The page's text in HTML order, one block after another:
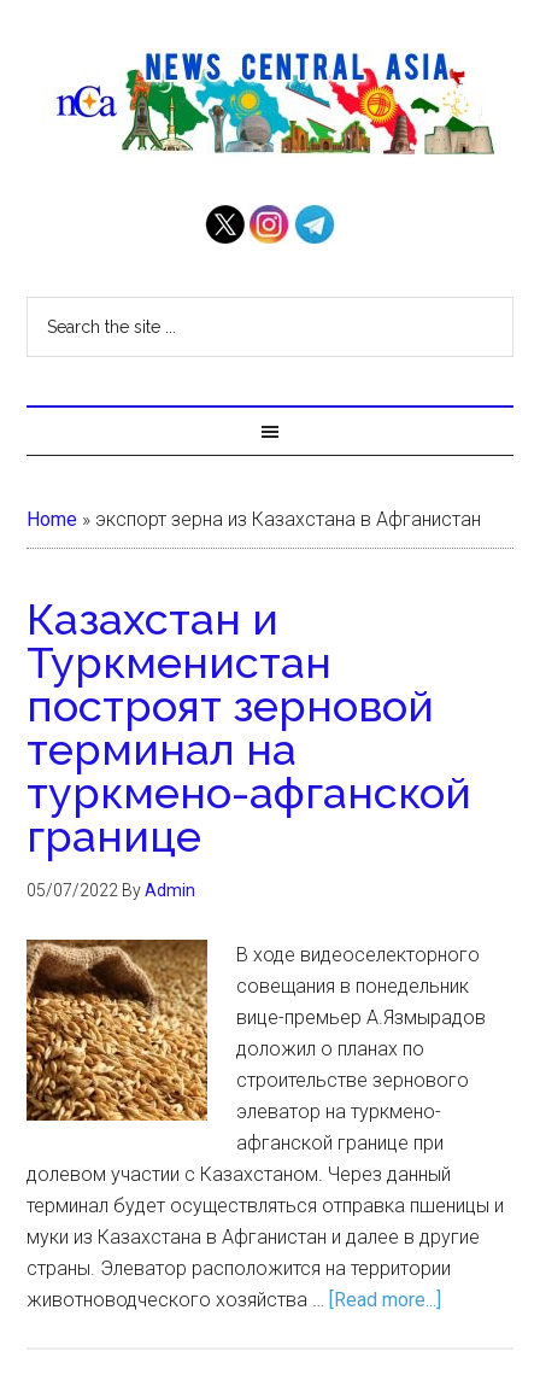
Home » экспорт зерна из Казахстана в Афганистан
Казахстан и
Туркменистан
построят зерновой
терминал на
туркмено-афганской
границе
05/07/2022 ByAdmin
В ходе видеоселекторного
совещания в понедельник
вице-премьер А.Язмырадов
доложил о планах по
строительстве зернового
элеватор на туркмено-
афганской границе при
долевом участии с Казахстаном. Через данный
терминал будет осуществляться отправка пшеницы и
муки из Казахстана в Афганистан и далее в другие
страны. Элеватор расположится на территории
животноводческого хозяйства … [Read more...]